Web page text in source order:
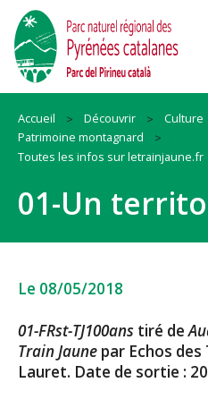
Accueil Découvrir
Culture
Patrimoine montagnard
Toutes les infos sur letrainjaune.fr
01-Un
Le 08/05/2018
01-FRst-TJ100ans tiré de
Train Jaune par Echos
Lauret. Date de sortie :